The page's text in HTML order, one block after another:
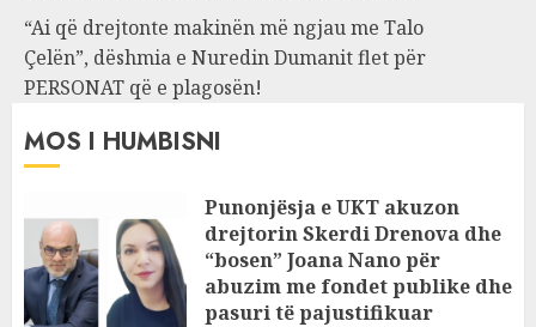
“Ai që drejtonte makinën më ngjau me Talo
Çelën”, dëshmia e Nuredin Dumanit flet për
PERSONAT që e plagosën!
MOS I HUMBISNI
Punonjësja e UKT akuzon
drejtorin Skerdi Drenova dhe
“bosen” Joana Nano për
abuzim me fondet publike dhe
pasuri të pajustifikuar